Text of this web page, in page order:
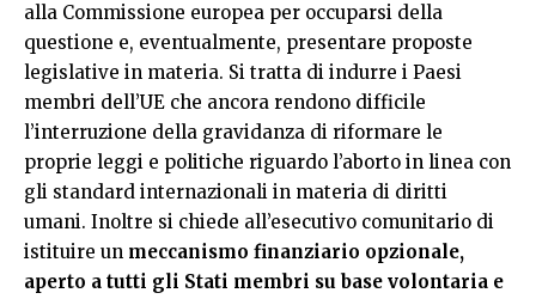
alla Commissione europea per occuparsi della
questione e, eventualmente, presentare proposte
legislative in materia. Si tratta di indurre i Paesi
membri dell’UE che ancora rendono difficile
l’interruzione della gravidanza di riformare le
proprie leggi e politiche riguardo l’aborto in linea con
gli standard internazionali in materia di diritti
umani. Inoltre si chiede all’esecutivo comunitario di
istituire un meccanismo finanziario opzionale,
aperto a tutti gli Stati membri su base volontaria e